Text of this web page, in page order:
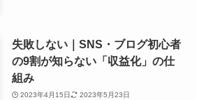
失敗しない｜SNS・ブログ初心者
の9割が知らない「収益化」の仕
組み
2023年4月15日 2023年5月23日